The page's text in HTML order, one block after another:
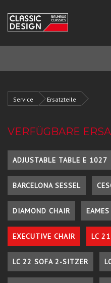
Service Ersatzteile
VERFÜGBARE
ADJUSTABLE TABLE E 1027
BARCELONA SESSEL
DIAMOND CHAIR
EXECUTIVE CHAIR LC
LC 22 SOFA 2-SITZER